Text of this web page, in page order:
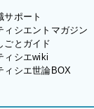
サポート
ィシエントマガジン
ごとガイド
ィシエwiki
ィシエ世論BOX